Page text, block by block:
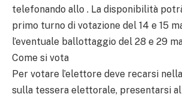
telefonando allo . La disponibilità
primo turno di votazione del 14 e 15
l’eventuale ballottaggio del 28 e 29
Come si vota
Per votare l’elettore deve recarsi
sulla tessera elettorale, presentarsi al